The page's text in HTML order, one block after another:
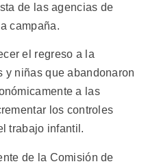
de las agencias de
campaña.
el regreso a la
y niñas que abandonaron
a las
los controles
trabajo infantil.
de la Comisión de